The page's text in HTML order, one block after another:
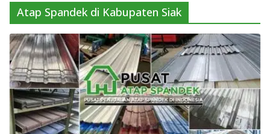
Atap Spandek di Kabupaten Siak